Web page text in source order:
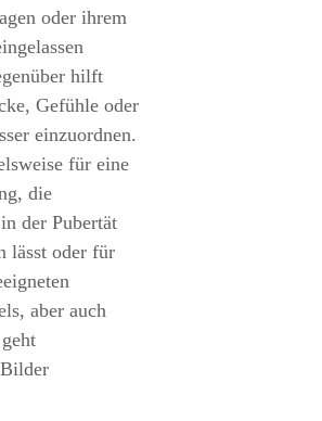
oder ihrem
hilft
Gefühle oder
einzuordnen.
für eine
die
der Pubertät
lässt oder für
aber auch